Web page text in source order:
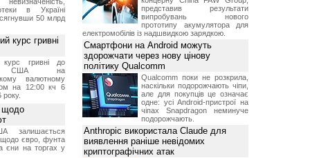
в Україні
50 млрд
курс гривні
курс гривні до
США на
валютному
на 12:00 кч 6
року.
щодо
залишається
щодо євро, фунта
єни на торгах у
представив результати
випробувань нового
прототипу акумулятора для
електромобілів із надшвидкою зарядкою.
Смартфони на Android можуть
здорожчати через нову цінову
політику Qualcomm
Qualcomm поки не розкрила,
наскільки подорожчають чіпи,
але для покупців це означає
одне: усі Android-пристрої на
чіпах Snapdragon неминуче
подорожчають.
Anthropic використала Claude для
виявлення раніше невідомих
криптографічних атак